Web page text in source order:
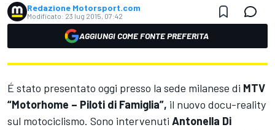
Redazione Motorsport.com
Modificato: 23 lug 2015, 07:42
AGGIUNGI COME FONTE PREFERITA
É stato presentato oggi presso la sede milanese di MTV
“Motorhome – Piloti di Famiglia”, il nuovo docu-reality
sul motociclismo. Sono intervenuti Antonella Di